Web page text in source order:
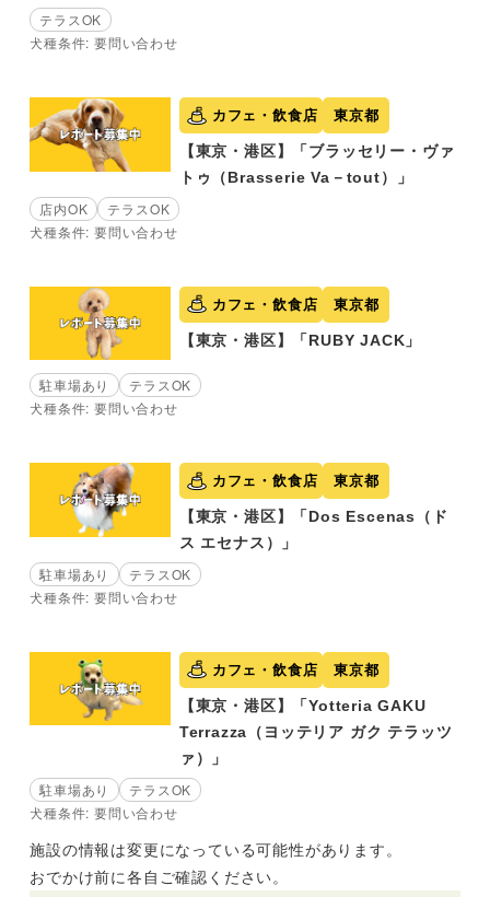
テラスOK
犬種条件: 要問い合わせ
カフェ・飲食店 東京都
【東京・港区】「ブラッセリー・ヴァ
トゥ（Brasserie Va－tout）」
店内OK
テラスOK
犬種条件: 要問い合わせ
カフェ・飲食店 東京都
【東京・港区】「RUBY JACK」
駐車場あり
テラスOK
犬種条件: 要問い合わせ
カフェ・飲食店 東京都
【東京・港区】「Dos Escenas（ド
ス エセナス）」
駐車場あり
テラスOK
犬種条件: 要問い合わせ
カフェ・飲食店 東京都
【東京・港区】「Yotteria GAKU
Terrazza（ヨッテリア ガク テラッツ
ァ）」
駐車場あり
テラスOK
犬種条件: 要問い合わせ
施設の情報は変更になっている可能性があります。
おでかけ前に各自ご確認ください。